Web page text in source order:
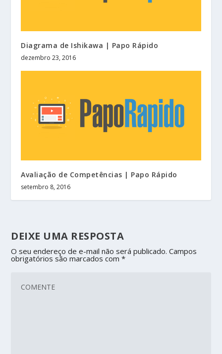
Diagrama de Ishikawa | Papo Rápido
dezembro 23, 2016
Avaliação de Competências | Papo Rápido
setembro 8, 2016
DEIXE UMA RESPOSTA
O seu endereço de e-mail não será publicado. Campos
obrigatórios são marcados com*